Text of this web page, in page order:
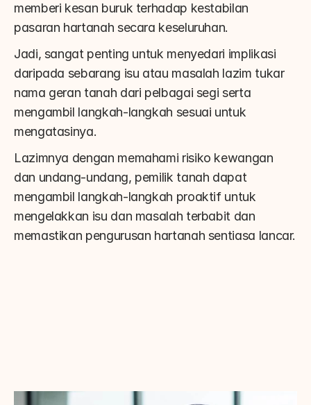
memberi kesan buruk terhadap kestabilan
pasaran hartanah secara keseluruhan.
Jadi, sangat penting untuk menyedari implikasi
daripada sebarang isu atau masalah lazim tukar
nama geran tanah dari pelbagai segi serta
mengambil langkah-langkah sesuai untuk
mengatasinya.
Lazimnya dengan memahami risiko kewangan
dan undang-undang, pemilik tanah dapat
mengambil langkah-langkah proaktif untuk
mengelakkan isu dan masalah terbabit dan
memastikan pengurusan hartanah sentiasa lancar.